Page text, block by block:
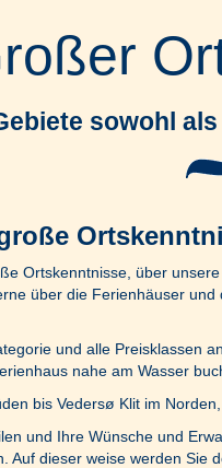
sowohl
Ortskenntnisse, über
über die Ferienhäuser
und alle Preisklassen
nahe am Wasser
bis Vedersø Klit im
und Ihre Wünsche und
dieser weise werden Sie